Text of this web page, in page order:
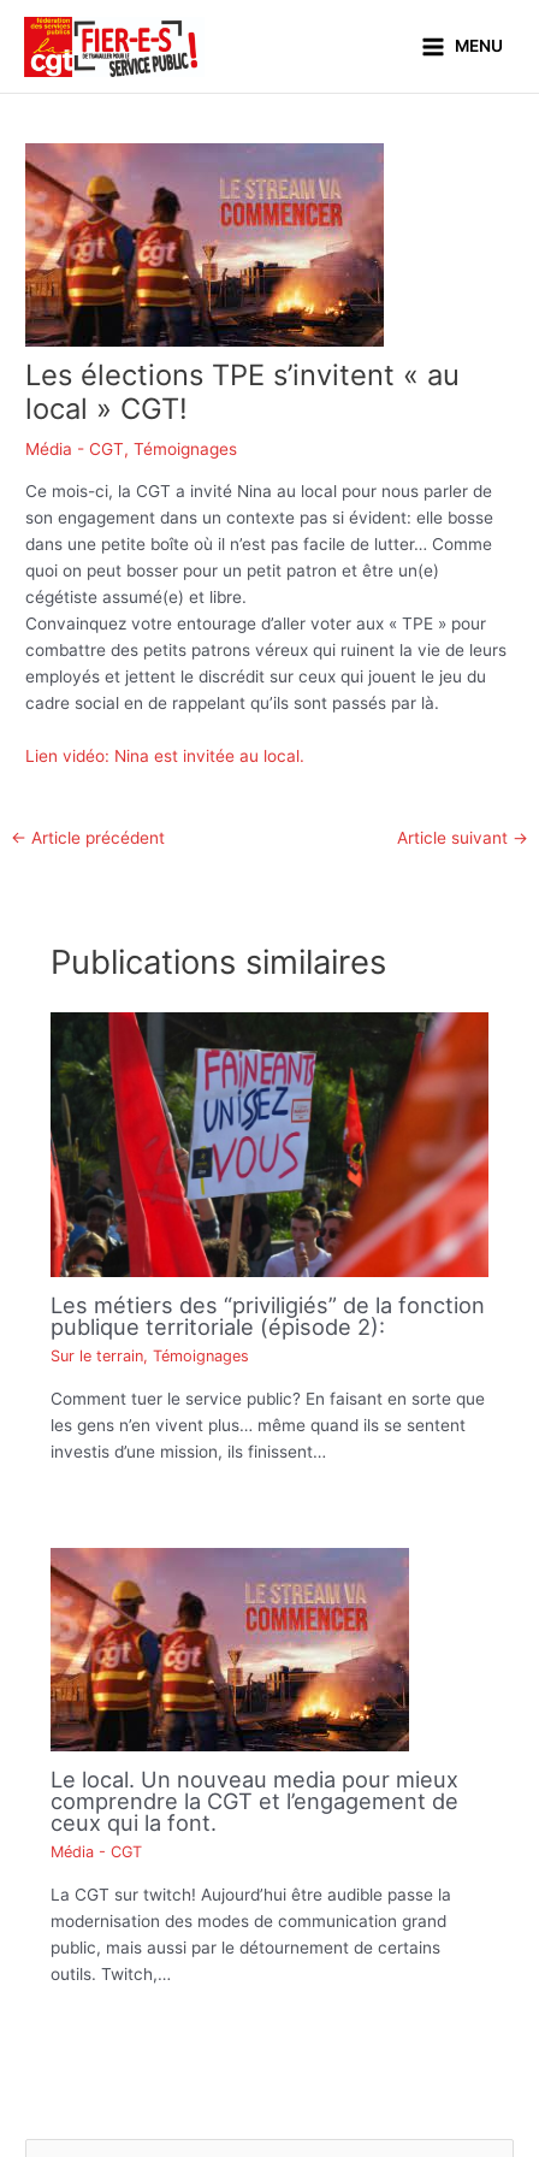
contenu
Menu
MENU
Les élections TPE s’invitent « au
local » CGT!
Média - CGT,Témoignages
Ce mois-ci, la CGT a invité Nina au local pour nous parler de
son engagement dans un contexte pas si évident: elle bosse
dans une petite boîte où il n’est pas facile de lutter… Comme
quoi on peut bosser pour un petit patron et être un(e)
cégétiste assumé(e) et libre.
Convainquez votre entourage d’aller voter aux « TPE » pour
combattre des petits patrons véreux qui ruinent la vie de leurs
employés et jettent le discrédit sur ceux qui jouent le jeu du
cadre social en de rappelant qu’ils sont passés par là.
Lien vidéo: Nina est invitée au local.
← Article précédent Article suivant →
Publications similaires
Les métiers des “priviligiés” de la fonction
publique territoriale (épisode 2):
Sur le terrain, Témoignages
Comment tuer le service public? En faisant en sorte que
les gens n’en vivent plus… même quand ils se sentent
investis d’une mission, ils finissent…
Le local. Un nouveau media pour mieux
comprendre la CGT et l’engagement de
ceux qui la font.
Média - CGT
La CGT sur twitch! Aujourd’hui être audible passe la
modernisation des modes de communication grand
public, mais aussi par le détournement de certains
outils. Twitch,…